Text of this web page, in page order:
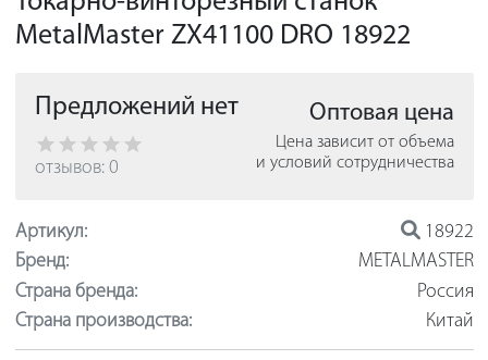
MetalMaster ZX41100 DRO 18922
Предложений нет
отзывов: 0
Оптовая цена
Цена зависит от объема
и условий сотрудничества
Артикул:
18922
Бренд:
METALMASTER
Страна бренда:
Россия
Страна производства:
Китай